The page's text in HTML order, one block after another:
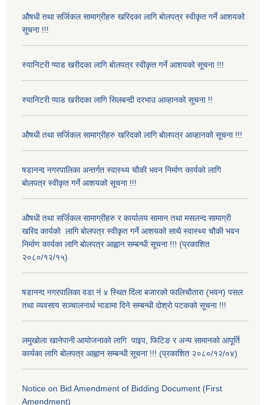
औषधी तथा सर्जिकल सामाग्रीहरु खरिदका लागि बोलपत्र स्वीकृत गर्ने आशयको
सूचना !!!
स्यानिटरी प्याड खरीदका लागि बोलपत्र स्वीकृत गर्ने आशयको सूचना !!!
स्यानिटरी प्याड खरीदका लागि सिलबन्दी दरभाउ आव्हानको सूचना !!
औषधी तथा सर्जिकल सामाग्रीहरु खरिदको लागि बोलपत्र आव्हानको सूचना !!!
षडानन्द नगरपालिका अन्तर्गत स्वास्थ्य चौकी भवन निर्माण कार्यको लागि
बोलपत्र स्वीकृत गर्ने आशयको सूचना !!!
औषधी तथा सर्जिकल सामाग्रीहरु र कार्यालय सामान तथा मसलन्द सामाग्री
खरिद कार्यको लागि बोलपत्र स्वीकृत गर्ने आशयको साथै स्वास्थ्य चौकी भवन
निर्माण कार्यका लागि बोलपत्र आह्वान सम्बन्धी सूचना !!! (प्रकाशित
२०८०/१२/१५)
षडानन्द नगरपालिका वडा नं ४ स्थित दिंला बजारको फालिचौतारा (भवन) पसल
तथा व्यवसाय सञ्चालनार्थ भाडामा दिने सम्बन्धी दोश्रो पटकको सूचना !!!
लमुखोला खानेपानी आयोजनाको लागि पाइप, फिटिङ र अन्य सामानको आपूर्ति
कार्यका लागि बोलपत्र आह्वान सम्बन्धी सूचना !!! (प्रकाशित २०८०/१२/०४)
Notice on Bid Amendment of Bidding Document (First
Amendment)